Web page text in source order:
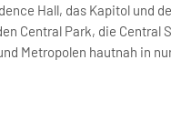
Hall, das Kapitol und
Central Park, die
Metropolen hautnah in